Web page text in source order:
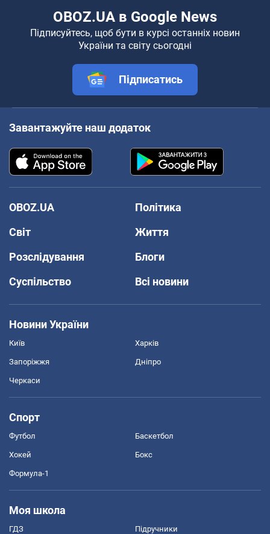
OBOZ.UA в Google News
Підписуйтесь, щоб бути в курсі останніх новин
України та світу сьогодні
Підписатись
Завантажуйте наш додаток
OBOZ.UA
Політика
Світ
Життя
Розслідування
Блоги
Суспільство
Всі новини
Новини України
Київ Харків
Запоріжжя Дніпро
Черкаси
Спорт
Футбол Баскетбол
Хокей Бокс
Формула-1
Моя школа
ГДЗ Підручники